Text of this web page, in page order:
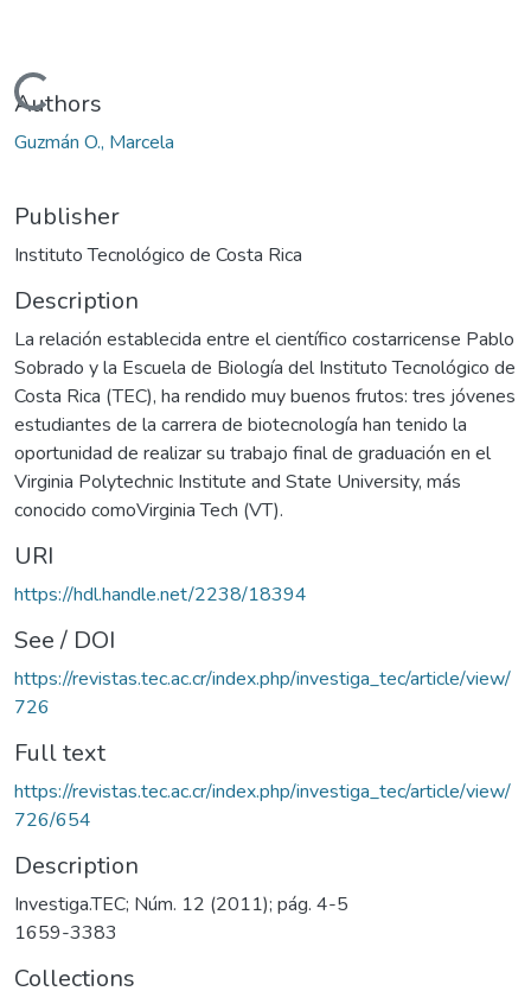
Loading...
Authors
Guzmán O., Marcela
Publisher
Instituto Tecnológico de Costa Rica
Description
La relación establecida entre el científico costarricense Pablo
Sobrado y la Escuela de Biología del Instituto Tecnológico de
Costa Rica (TEC), ha rendido muy buenos frutos: tres jóvenes
estudiantes de la carrera de biotecnología han tenido la
oportunidad de realizar su trabajo final de graduación en el
Virginia Polytechnic Institute and State University, más
conocido comoVirginia Tech (VT).
URI
https://hdl.handle.net/2238/18394
See / DOI
https://revistas.tec.ac.cr/index.php/investiga_tec/article/view/
726
Full text
https://revistas.tec.ac.cr/index.php/investiga_tec/article/view/
726/654
Description
Investiga.TEC; Núm. 12 (2011); pág. 4-5
1659-3383
Collections